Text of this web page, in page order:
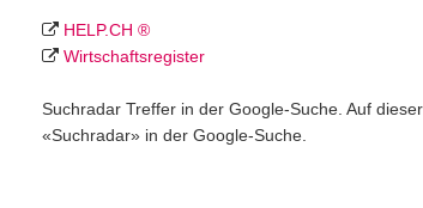
HELP.CH ®
Wirtschafts­register
Suchradar Treffer in der Google-Suche. Auf
«Suchradar» in der Google-Suche.